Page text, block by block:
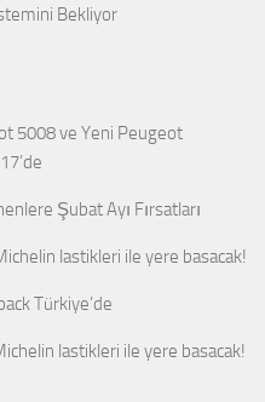
Bekliyor
5008 ve Yeni Peugeot
Şubat Ayı Fırsatları
lastikleri ile yere basacak!
Türkiye’de
lastikleri ile yere basacak!